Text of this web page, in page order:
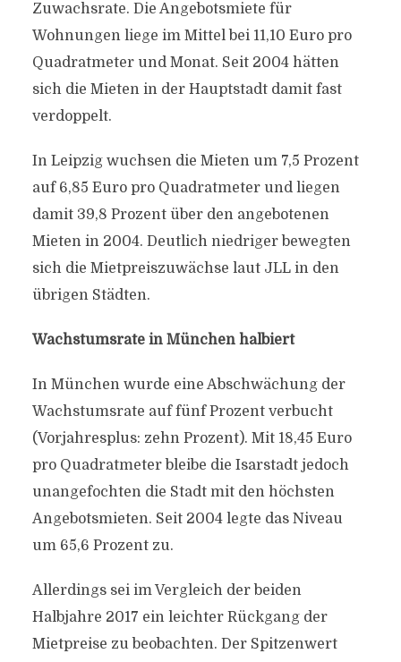
Zuwachsrate. Die Angebotsmiete für
Wohnungen liege im Mittel bei 11,10 Euro pro
Quadratmeter und Monat. Seit 2004 hätten
sich die Mieten in der Hauptstadt damit fast
verdoppelt.
In Leipzig wuchsen die Mieten um 7,5 Prozent
auf 6,85 Euro pro Quadratmeter und liegen
damit 39,8 Prozent über den angebotenen
Mieten in 2004. Deutlich niedriger bewegten
sich die Mietpreiszuwächse laut JLL in den
übrigen Städten.
Wachstumsrate in München halbiert
In München wurde eine Abschwächung der
Wachstumsrate auf fünf Prozent verbucht
(Vorjahresplus: zehn Prozent). Mit 18,45 Euro
pro Quadratmeter bleibe die Isarstadt jedoch
unangefochten die Stadt mit den höchsten
Angebotsmieten. Seit 2004 legte das Niveau
um 65,6 Prozent zu.
Allerdings sei im Vergleich der beiden
Halbjahre 2017 ein leichter Rückgang der
Mietpreise zu beobachten. Der Spitzenwert